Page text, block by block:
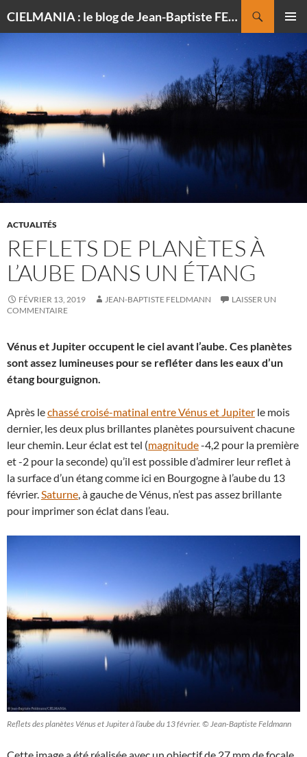
CIELMANIA : le blog de Jean-Baptiste FELDMANN, photographe du ciel
ACTUALITÉS
REFLETS DE PLANÈTES À
L’AUBE DANS UN ÉTANG
FÉVRIER 13, 2019 JEAN-BAPTISTE FELDMANN
LAISSER UN
COMMENTAIRE
Vénus et Jupiter occupent le ciel avant l’aube. Ces planètes
sont assez lumineuses pour se refléter dans les eaux d’un
étang bourguignon.
Après lechassé croisé-matinal entre Vénus et Jupiter le mois
dernier, les deux plus brillantes planètes poursuivent chacune
leur chemin. Leur éclat est tel (magnitude-4,2 pour la première
et -2 pour la seconde) qu’il est possible d’admirer leur reflet à
la surface d’un étang comme ici en Bourgogne à l’aube du 13
février.Saturne, à gauche de Vénus, n’est pas assez brillante
pour imprimer son éclat dans l’eau.
Reflets des planètes Vénus et Jupiter à l’aube du 13 février. © Jean-Baptiste Feldmann